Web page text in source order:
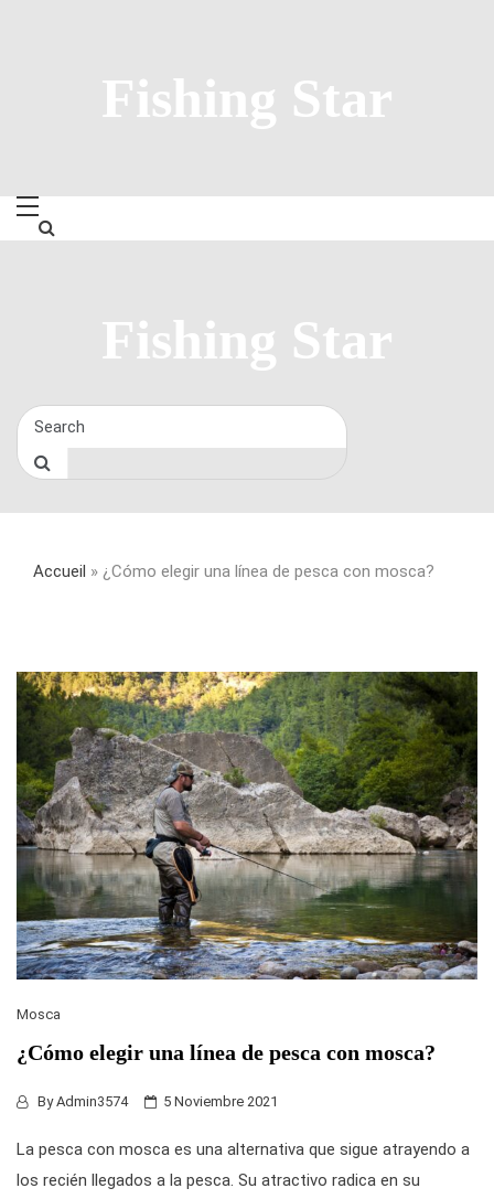
Fishing Star
Fishing Star
Accueil » ¿Cómo elegir una línea de pesca con mosca?
Mosca
¿Cómo elegir una línea de pesca con mosca?
ByAdmin3574 5 Noviembre 2021
La pesca con mosca es una alternativa que sigue atrayendo a
los recién llegados a la pesca. Su atractivo radica en su